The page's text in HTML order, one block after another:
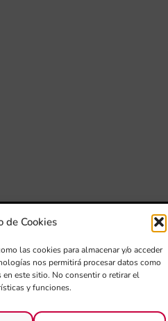
de Cookies
las cookies para almacenar y/o acceder
nos permitirá procesar datos como
este sitio. No consentir o retirar el
y funciones.